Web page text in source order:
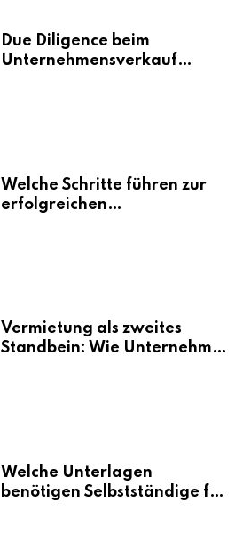
Due Diligence beim
Unternehmensverkauf
Welche Schritte führen zur
erfolgreichen
Vermietung als zweites
Standbein: Wie Unternehmen
Welche Unterlagen
benötigen Selbstständige für